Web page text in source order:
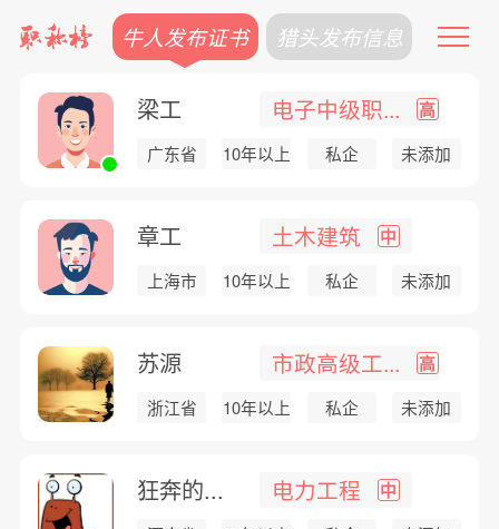
牛人发布证书 猎头发布信息
梁工 电子中级职... 高
广东省 10年以上 私企 未添加
章工 土木建筑 中
上海市 10年以上 私企 未添加
苏源 市政高级工... 高
浙江省 10年以上 私企 未添加
狂奔的... 电力工程 中